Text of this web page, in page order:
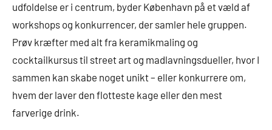
udfoldelse er i centrum, byder København på et væld af
workshops og konkurrencer, der samler hele gruppen.
Prøv kræfter med alt fra keramikmaling og
cocktailkursus til street art og madlavningsdueller, hvor I
sammen kan skabe noget unikt – eller konkurrere om,
hvem der laver den flotteste kage eller den mest
farverige drink.